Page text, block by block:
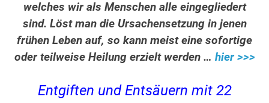
welches wir als Menschen alle eingegliedert
sind. Löst man die Ursachensetzung in jenen
frühen Leben auf, so kann meist eine sofortige
oder teilweise Heilung erzielt werden … hier >>>
Entgiften und Entsäuern mit 22